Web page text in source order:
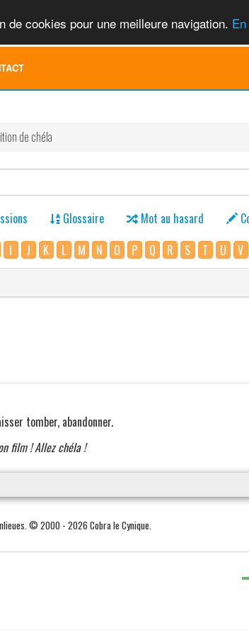
cookies pour une meilleure navigation.
de chéla
Glossaire Mot au hasard
I J K L M N O P Q R S T U V
tomber, abandonner.
film ! Allez chéla !
© 2000 - 2026 Cobra le Cynique.